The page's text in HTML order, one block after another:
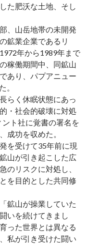
た肥沃な土地、そし
、山岳地帯の未開発
鉱業企業であるリ
年から1989年まで
稼働期間中、同鉱山
あり、パプアニュー
。
らく休眠状態にあっ
・社会的破壊に対処
ト社に覚書の署名を
成功を収めた。
を受けて35年前に現
山が引き起こした広
のリスクに対処し、
を目的とした共同修
鉱山が操業していた
いを続けてきまし
った世界とは異なる
私が引き受けた闘い